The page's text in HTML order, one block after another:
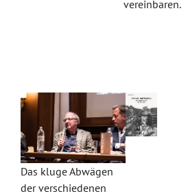
vereinbaren.
Das kluge Abwägen
der verschiedenen